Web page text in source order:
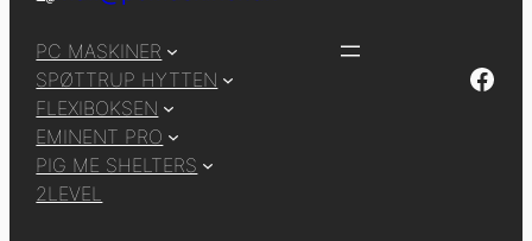
PC MASKINER
SPØTTRUP HYTTEN
FLEXIBOKSEN
EMINENT PRO
PIG ME SHELTERS
2LEVEL
Facebook